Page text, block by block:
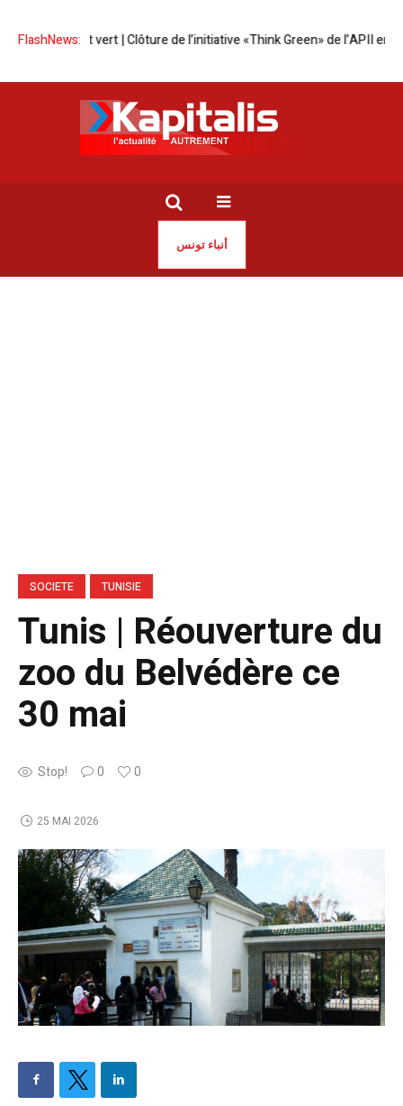
FlashNews:vert | Clôture de l’initiative «Think Green» de l’APII entre
أنباء تونس
SOCIETE TUNISIE
Tunis | Réouverture du
zoo du Belvédère ce
30 mai
Stop! 0 0
25 MAI 2026